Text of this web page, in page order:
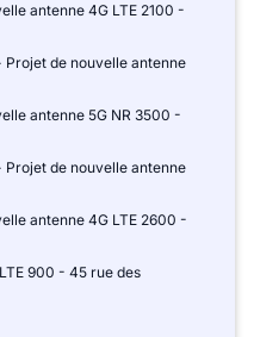
antenne 4G LTE 2100 -
Projet de nouvelle antenne
antenne 5G NR 3500 -
Projet de nouvelle antenne
antenne 4G LTE 2600 -
900 - 45 rue des